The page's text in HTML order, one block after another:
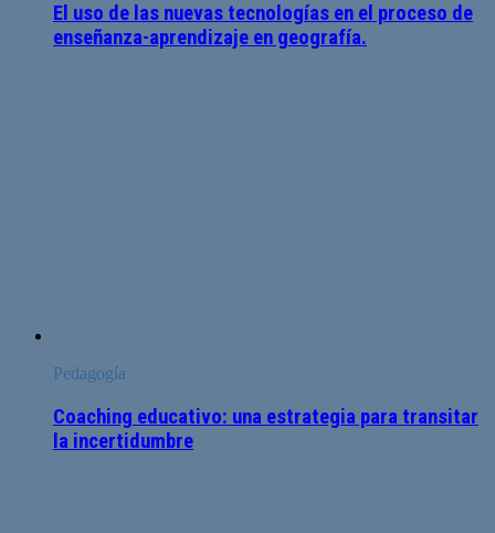
El uso de las nuevas tecnologías en el proceso de
enseñanza-aprendizaje en geografía.
Pedagogía
Coaching educativo: una estrategia para transitar
la incertidumbre